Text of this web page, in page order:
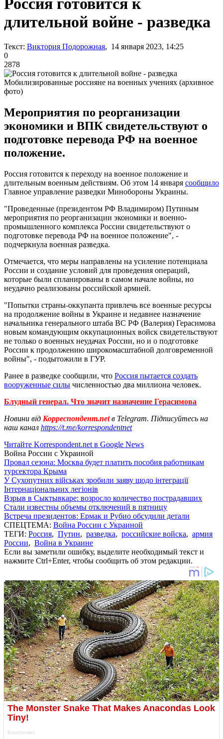
Россия готовится к
длительной войне - разведка
Текст: Виктория Подорожная, 14 января 2023, 14:25
0
2878
Мобилизированные россияне на военных учениях (архивное
фото)
Мероприятия по реорганизации
экономики и ВПК свидетельствуют о
подготовке перевода РФ на военное
положение.
Россия готовится к переходу на военное положение и
длительным военным действиям. Об этом 14 января сообщило
Главное управление разведки Минобороны Украины.
"Проведенные (президентом РФ Владимиром) Путиным
мероприятия по реорганизации экономики и военно-
промышленного комплекса России свидетельствуют о
подготовке перевода РФ на военное положение", -
подчеркнула военная разведка.
Отмечается, что меры направлены на усиление потенциала
России и создание условий для проведения операций,
которые были спланированы в самом начале войны, но
неудачно реализованы российской армией.
"Попытки страны-оккупанта привлечь все военные ресурсы
на продолжение войны в Украине и недавнее назначение
начальника генерального штаба ВС РФ (Валерия) Герасимова
новым командующим оккупационных войск свидетельствуют
не только о военных неудачах России, но и о подготовке
России к продолжению широкомасштабной долговременной
войны", - подытожили в ГУР.
Ранее в разведке сообщили, что Россия пытается создать
вооруженные силы численностью два миллиона человек.
Блудный генерал. Что значит назначение Герасимова
Новини від Корреспондент.netв Telegram. Підписуйтесь на
наш канал https://t.me/korrespondentnet
Читайте Korrespondent.net в Google News
Война России с Украиной
Провал сезона: Москва будет платить пособия работникам
турсектора Крыма
У Сухопутних військах зробили заяву щодо інтеграції
Інтернаціональних легіонів
Взрыв в Сыктывкаре: возросло количество пострадавших
Стали известны объемы отключений в пятницу
Встреча президентов: Ермак и Рубио обсудили детали
СПЕЦТЕМА: Война России с Украиной
ТЕГИ: Россия, Путин, разведка, российские войска, армия
России, Война в Украине
Если вы заметили ошибку, выделите необходимый текст и
нажмите Ctrl+Enter, чтобы сообщить об этом редакции.